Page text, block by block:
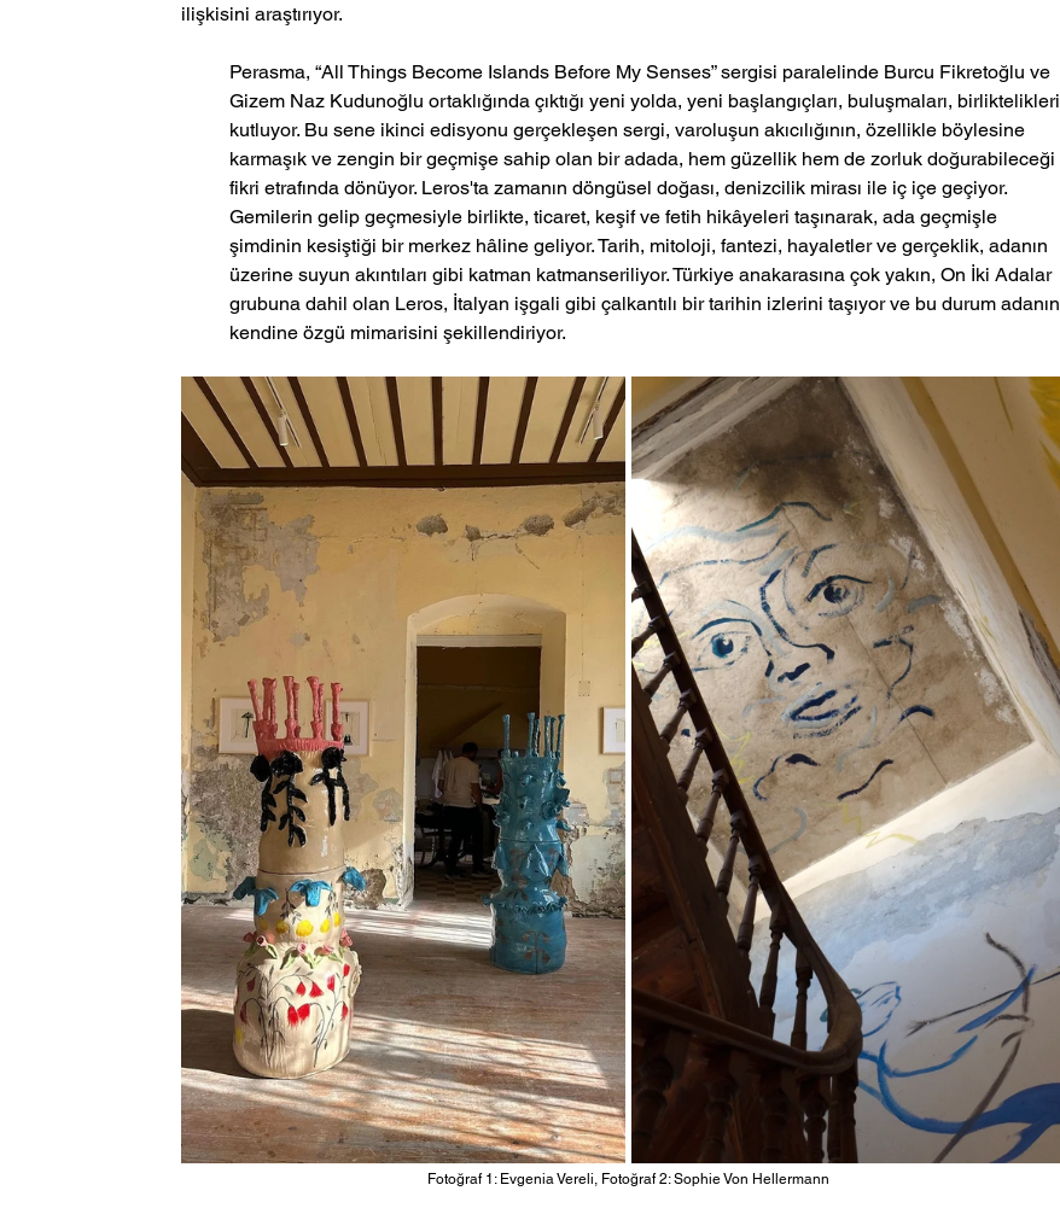
ilişkisini araştırıyor.
Perasma, “All Things Become Islands Before My Senses” sergisi paralelinde Burcu Fikretoğlu ve
Gizem Naz Kudunoğlu ortaklığında çıktığı yeni yolda, yeni başlangıçları, buluşmaları, birliktelikleri
kutluyor. Bu sene ikinci edisyonu gerçekleşen sergi, varoluşun akıcılığının, özellikle böylesine
karmaşık ve zengin bir geçmişe sahip olan bir adada, hem güzellik hem de zorluk doğurabileceği
fikri etrafında dönüyor. Leros'ta zamanın döngüsel doğası, denizcilik mirası ile iç içe geçiyor.
Gemilerin gelip geçmesiyle birlikte, ticaret, keşif ve fetih hikâyeleri taşınarak, ada geçmişle
şimdinin kesiştiği bir merkez hâline geliyor. Tarih, mitoloji, fantezi, hayaletler ve gerçeklik, adanın
üzerine suyun akıntıları gibi katman katmanseriliyor. Türkiye anakarasına çok yakın, On İki Adalar
grubuna dahil olan Leros, İtalyan işgali gibi çalkantılı bir tarihin izlerini taşıyor ve bu durum adanın
kendine özgü mimarisini şekillendiriyor.
Fotoğraf 1: Evgenia Vereli, Fotoğraf 2: Sophie Von Hellermann